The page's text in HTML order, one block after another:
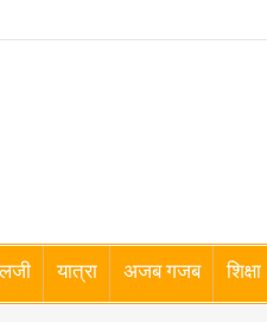
यात्रा अजब गजब शिक्षा